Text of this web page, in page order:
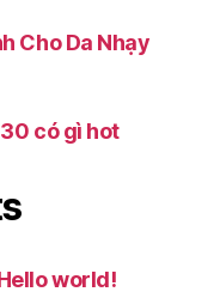
Cho Da Nhạy
có gì hot
world!